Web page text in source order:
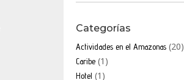
Categorías
Actividades en el Amazonas(20)
Caribe(1)
Hotel (1)